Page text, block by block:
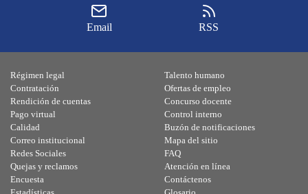
Email RSS
Régimen legal
Contratación
Rendición de cuentas
Pago virtual
Calidad
Talento humano
Ofertas de empleo
Concurso docente
Control interno
Buzón de notificaciones
Correo institucional
Redes Sociales
Quejas y reclamos
Encuesta
Mapa del sitio
FAQ
Atención en línea
Contáctenos